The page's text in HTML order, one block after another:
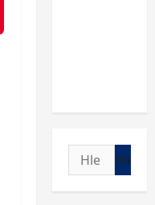
Vyhledávání